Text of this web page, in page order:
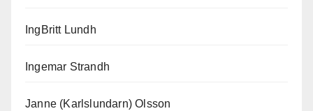
IngBritt Lundh
Ingemar Strandh
Janne (Karlslundarn) Olsson